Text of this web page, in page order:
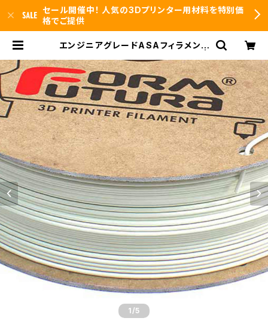
セール開催中！ 人気の3Dプリンター用材料を特別価
格でご提供
エンジニアグレードASAフィラメント
3DFS id.arts
1 /5